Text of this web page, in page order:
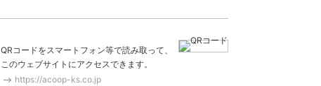
QRコードをスマートフォン等で読み取って、
このウェブサイトにアクセスできます。
https://acoop-ks.co.jp